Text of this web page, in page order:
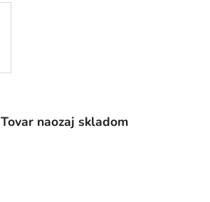
Tovar naozaj skladom